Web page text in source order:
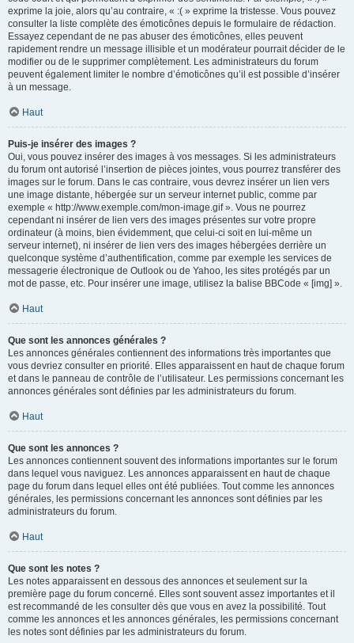
exprime la joie, alors qu’au contraire, « :( » exprime la tristesse. Vous pouvez
consulter la liste complète des émoticônes depuis le formulaire de rédaction.
Essayez cependant de ne pas abuser des émoticônes, elles peuvent
rapidement rendre un message illisible et un modérateur pourrait décider de le
modifier ou de le supprimer complètement. Les administrateurs du forum
peuvent également limiter le nombre d’émoticônes qu’il est possible d’insérer
à un message.
Haut
Puis-je insérer des images ?
Oui, vous pouvez insérer des images à vos messages. Si les administrateurs
du forum ont autorisé l’insertion de pièces jointes, vous pourrez transférer des
images sur le forum. Dans le cas contraire, vous devrez insérer un lien vers
une image distante, hébergée sur un serveur internet public, comme par
exemple « http://www.exemple.com/mon-image.gif ». Vous ne pourrez
cependant ni insérer de lien vers des images présentes sur votre propre
ordinateur (à moins, bien évidemment, que celui-ci soit en lui-même un
serveur internet), ni insérer de lien vers des images hébergées derrière un
quelconque système d’authentification, comme par exemple les services de
messagerie électronique de Outlook ou de Yahoo, les sites protégés par un
mot de passe, etc. Pour insérer une image, utilisez la balise BBCode « [img] ».
Haut
Que sont les annonces générales ?
Les annonces générales contiennent des informations très importantes que
vous devriez consulter en priorité. Elles apparaissent en haut de chaque forum
et dans le panneau de contrôle de l’utilisateur. Les permissions concernant les
annonces générales sont définies par les administrateurs du forum.
Haut
Que sont les annonces ?
Les annonces contiennent souvent des informations importantes sur le forum
dans lequel vous naviguez. Les annonces apparaissent en haut de chaque
page du forum dans lequel elles ont été publiées. Tout comme les annonces
générales, les permissions concernant les annonces sont définies par les
administrateurs du forum.
Haut
Que sont les notes ?
Les notes apparaissent en dessous des annonces et seulement sur la
première page du forum concerné. Elles sont souvent assez importantes et il
est recommandé de les consulter dès que vous en avez la possibilité. Tout
comme les annonces et les annonces générales, les permissions concernant
les notes sont définies par les administrateurs du forum.